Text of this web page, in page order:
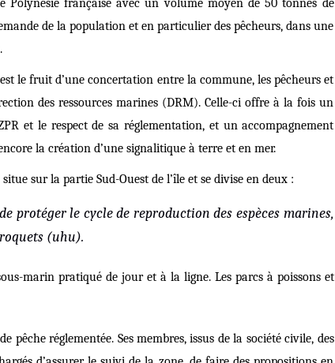
Polynésie française avec un volume moyen de 50 tonnes de
de la population et en particulier des pêcheurs, dans une
le fruit d’une concertation entre la commune, les pêcheurs et
des ressources marines (DRM). Celle-ci offre à la fois un
et le respect de sa réglementation, et un accompagnement
la création d’une signalitique à terre et en mer.
sur la partie Sud-Ouest de l’île et se divise en deux :
protéger le cycle de reproduction des espèces marines,
(uhu).
marin pratiqué de jour et à la ligne. Les parcs à poissons et
pêche réglementée. Ses membres, issus de la société civile, des